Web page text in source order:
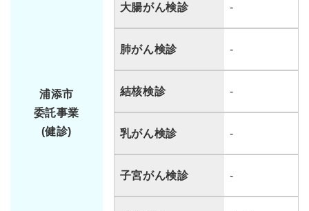
浦添市
委託事業
(健診)
大腸がん検診 -
肺がん検診 -
結核検診 -
乳がん検診 -
子宮がん検診 -